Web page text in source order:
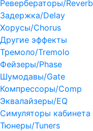
Ревербераторы/Reverb
Задержка/Delay
Хорусы/Chorus
Другие эффекты
Тремоло/Tremolo
Фейзеры/Phase
Шумодавы/Gate
Компрессоры/Comp
Эквалайзеры/EQ
Симуляторы кабинета
Тюнеры/Tuners